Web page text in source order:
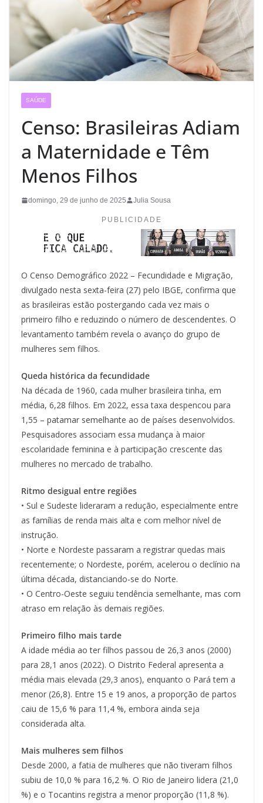
SAÚDE
Censo: Brasileiras Adiam
a Maternidade e Têm
Menos Filhos
domingo, 29 de junho de 2025 Julia Sousa
PUBLICIDADE
O Censo Demográfico 2022 – Fecundidade e Migração,
divulgado nesta sexta-feira (27) pelo IBGE, confirma que
as brasileiras estão postergando cada vez mais o
primeiro filho e reduzindo o número de descendentes. O
levantamento também revela o avanço do grupo de
mulheres sem filhos.
Queda histórica da fecundidade
Na década de 1960, cada mulher brasileira tinha, em
média, 6,28 filhos. Em 2022, essa taxa despencou para
1,55 – patamar semelhante ao de países desenvolvidos.
Pesquisadores associam essa mudança à maior
escolaridade feminina e à participação crescente das
mulheres no mercado de trabalho.
Ritmo desigual entre regiões
• Sul e Sudeste lideraram a redução, especialmente entre
as famílias de renda mais alta e com melhor nível de
instrução.
• Norte e Nordeste passaram a registrar quedas mais
recentemente; o Nordeste, porém, acelerou o declínio na
última década, distanciando-se do Norte.
• O Centro-Oeste seguiu tendência semelhante, mas com
atraso em relação às demais regiões.
Primeiro filho mais tarde
A idade média ao ter filhos passou de 26,3 anos (2000)
para 28,1 anos (2022). O Distrito Federal apresenta a
média mais elevada (29,3 anos), enquanto o Pará tem a
menor (26,8). Entre 15 e 19 anos, a proporção de partos
caiu de 15,6 % para 11,4 %, embora ainda seja
considerada alta.
Mais mulheres sem filhos
Desde 2000, a fatia de mulheres que não tiveram filhos
subiu de 10,0 % para 16,2 %. O Rio de Janeiro lidera (21,0
%) e o Tocantins registra a menor proporção (11,8 %).